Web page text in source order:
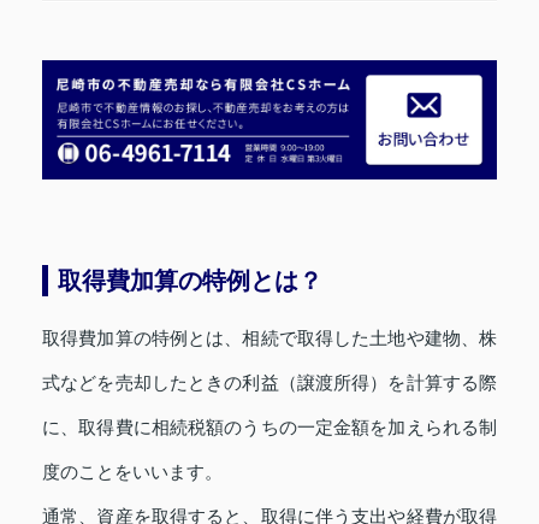
取得費加算の特例とは？
取得費加算の特例とは、相続で取得した土地や建物、株
式などを売却したときの利益（譲渡所得）を計算する際
に、取得費に相続税額のうちの一定金額を加えられる制
度のことをいいます。
通常、資産を取得すると、取得に伴う支出や経費が取得